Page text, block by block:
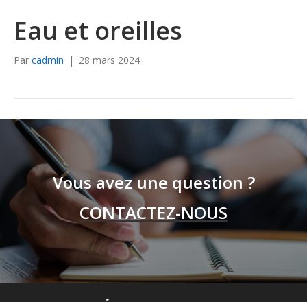
Eau et oreilles
Par cadmin | 28 mars 2024
Vous avez une question ?
CONTACTEZ-NOUS